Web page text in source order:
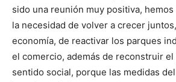
sido una reunión muy positiva,
la necesidad de volver a crecer
economía, de reactivar los parques
el comercio, además de reconstruir el
sentido social, porque las medidas